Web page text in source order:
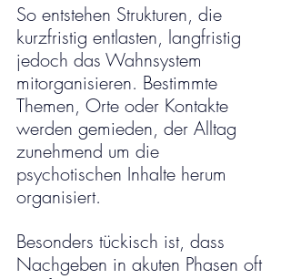
So entstehen Strukturen, die
kurzfristig entlasten, langfristig
jedoch das Wahnsystem
mitorganisieren. Bestimmte
Themen, Orte oder Kontakte
werden gemieden, der Alltag
zunehmend um die
psychotischen Inhalte herum
organisiert.
Besonders tückisch ist, dass
Nachgeben in akuten Phasen oft